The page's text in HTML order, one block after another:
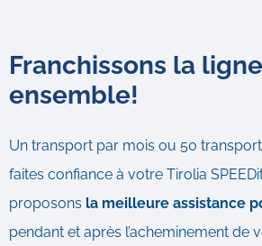
Franchissons la
ensemble!
Un transport par mois ou 50
faites confiance à votre Tirolia
proposons la meilleure assistance
pendant et après l’acheminement de